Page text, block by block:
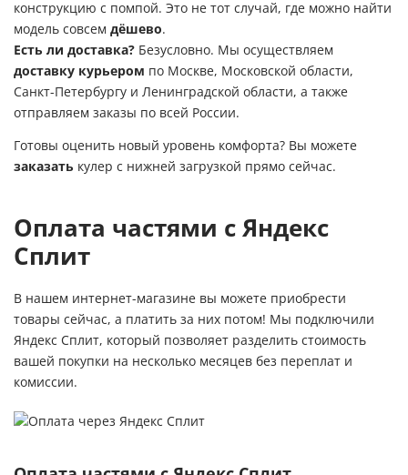
конструкцию с помпой. Это не тот случай, где можно найти
модель совсем дёшево.
Есть ли доставка? Безусловно. Мы осуществляем
доставку курьером по Москве, Московской области,
Санкт-Петербургу и Ленинградской области, а также
отправляем заказы по всей России.
Готовы оценить новый уровень комфорта? Вы можете
заказать кулер с нижней загрузкой прямо сейчас.
Оплата частями с Яндекс
Сплит
В нашем интернет-магазине вы можете приобрести
товары сейчас, а платить за них потом! Мы подключили
Яндекс Сплит, который позволяет разделить стоимость
вашей покупки на несколько месяцев без переплат и
комиссии.